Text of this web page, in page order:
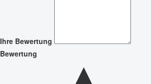
Ihre Bewertung
Bewertung